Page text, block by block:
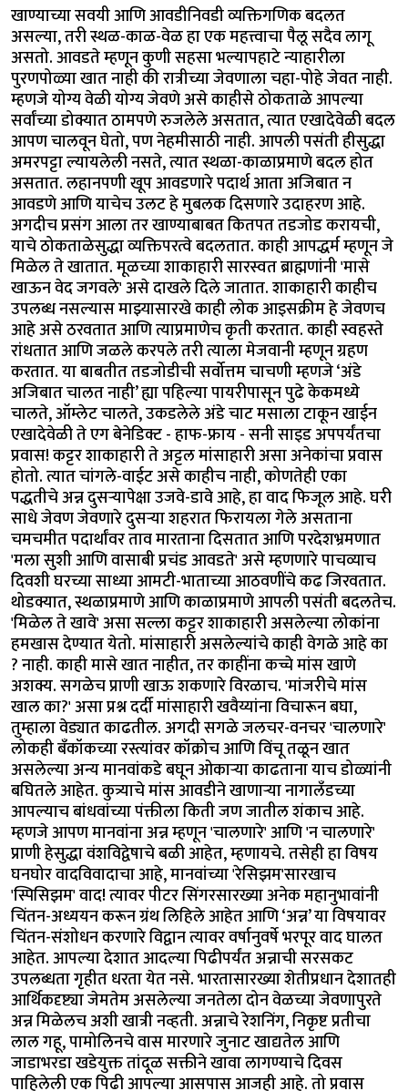
खाण्याच्या सवयी आणि आवडीनिवडी व्यक्तिगणिक बदलत
असल्या, तरी स्थळ-काळ-वेळ हा एक महत्त्वाचा पैलू सदैव लागू
असतो. आवडते म्हणून कुणी सहसा भल्यापहाटे न्याहारीला
पुरणपोळ्या खात नाही की रात्रीच्या जेवणाला चहा-पोहे जेवत नाही.
म्हणजे योग्य वेळी योग्य जेवणे असे काहीसे ठोकताळे आपल्या
सर्वांच्या डोक्यात ठामपणे रुजलेले असतात, त्यात एखादेवेळी बदल
आपण चालवून घेतो, पण नेहमीसाठी नाही. आपली पसंती हीसुद्धा
अमरपट्टा ल्यायलेली नसते, त्यात स्थळा-काळाप्रमाणे बदल होत
असतात. लहानपणी खूप आवडणारे पदार्थ आता अजिबात न
आवडणे आणि याचेच उलट हे मुबलक दिसणारे उदाहरण आहे.
अगदीच प्रसंग आला तर खाण्याबाबत कितपत तडजोड करायची,
याचे ठोकताळेसुद्धा व्यक्तिपरत्वे बदलतात. काही आपद्धर्म म्हणून जे
मिळेल ते खातात. मूळच्या शाकाहारी सारस्वत ब्राह्मणांनी 'मासे
खाऊन वेद जगवले' असे दाखले दिले जातात. शाकाहारी काहीच
उपलब्ध नसल्यास माझ्यासारखे काही लोक आइसक्रीम हे जेवणच
आहे असे ठरवतात आणि त्याप्रमाणेच कृती करतात. काही स्वहस्ते
रांधतात आणि जळले करपले तरी त्याला मेजवानी म्हणून ग्रहण
करतात. या बाबतीत तडजोडीची सर्वोत्तम चाचणी म्हणजे ‘अंडे
अजिबात चालत नाही’ ह्या पहिल्या पायरीपासून पुढे केकमध्ये
चालते, ऑम्लेट चालते, उकडलेले अंडे चाट मसाला टाकून खाईन
एखादेवेळी ते एग बेनेडिक्ट - हाफ-फ्राय - सनी साइड अपपर्यंतचा
प्रवास! कट्टर शाकाहारी ते अट्टल मांसाहारी असा अनेकांचा प्रवास
होतो. त्यात चांगले-वाईट असे काहीच नाही, कोणतेही एका
पद्धतीचे अन्न दुसऱ्यापेक्षा उजवे-डावे आहे, हा वाद फिजूल आहे. घरी
साधे जेवण जेवणारे दुसऱ्या शहरात फिरायला गेले असताना
चमचमीत पदार्थांवर ताव मारताना दिसतात आणि परदेशभ्रमणात
'मला सुशी आणि वासाबी प्रचंड आवडते' असे म्हणणारे पाचव्याच
दिवशी घरच्या साध्या आमटी-भाताच्या आठवणींचे कढ जिरवतात.
थोडक्यात, स्थळाप्रमाणे आणि काळाप्रमाणे आपली पसंती बदलतेच.
'मिळेल ते खावे' असा सल्ला कट्टर शाकाहारी असलेल्या लोकांना
हमखास देण्यात येतो. मांसाहारी असलेल्यांचे काही वेगळे आहे का
? नाही. काही मासे खात नाहीत, तर काहींना कच्चे मांस खाणे
अशक्य. सगळेच प्राणी खाऊ शकणारे विरळाच. 'मांजरीचे मांस
खाल का?' असा प्रश्न दर्दी मांसाहारी खवैय्यांना विचारून बघा,
तुम्हाला वेड्यात काढतील. अगदी सगळे जलचर-वनचर 'चालणारे'
लोकही बँकॉकच्या रस्त्यांवर कॉक्रोच आणि विंचू तळून खात
असलेल्या अन्य मानवांकडे बघून ओकाऱ्या काढताना याच डोळ्यांनी
बघितले आहेत. कुत्र्याचे मांस आवडीने खाणाऱ्या नागालँडच्या
आपल्याच बांधवांच्या पंक्तीला किती जण जातील शंकाच आहे.
म्हणजे आपण मानवांना अन्न म्हणून 'चालणारे' आणि 'न चालणारे'
प्राणी हेसुद्धा वंशविद्वेषाचे बळी आहेत, म्हणायचे. तसेही हा विषय
घनघोर वादविवादाचा आहे, मानवांच्या 'रेसिझम'सारखाच
'स्पिसिझम' वाद! त्यावर पीटर सिंगरसारख्या अनेक महानुभावांनी
चिंतन-अध्ययन करून ग्रंथ लिहिले आहेत आणि ‘अन्न’ या विषयावर
चिंतन-संशोधन करणारे विद्वान त्यावर वर्षानुवर्षे भरपूर वाद घालत
आहेत. आपल्या देशात आदल्या पिढीपर्यंत अन्नाची सरसकट
उपलब्धता गृहीत धरता येत नसे. भारतासारख्या शेतीप्रधान देशातही
आर्थिकदृष्ट्या जेमतेम असलेल्या जनतेला दोन वेळच्या जेवणापुरते
अन्न मिळेलच अशी खात्री नव्हती. अन्नाचे रेशनिंग, निकृष्ट प्रतीचा
लाल गहू, पामोलिनचे वास मारणारे जुनाट खाद्यतेल आणि
जाडाभरडा खडेयुक्त तांदूळ सक्तीने खावा लागण्याचे दिवस
पाहिलेली एक पिढी आपल्या आसपास आजही आहे. तो प्रवास